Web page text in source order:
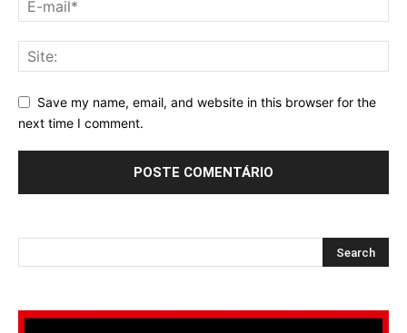
Save my name, email, and website in this browser for the
next time I comment.